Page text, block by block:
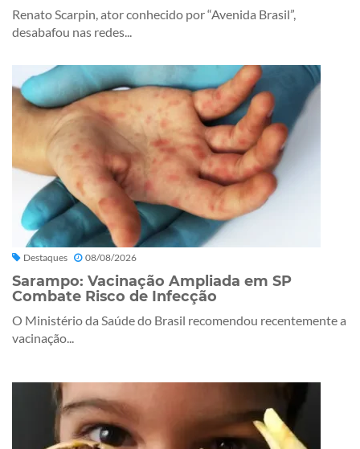
Renato Scarpin, ator conhecido por “Avenida Brasil”,
desabafou nas redes...
Destaques 08/08/2026
Sarampo: Vacinação Ampliada em SP
Combate Risco de Infecção
O Ministério da Saúde do Brasil recomendou recentemente a
vacinação...